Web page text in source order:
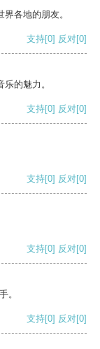
各地的朋友。
支持[0] 反对[0]
的魅力。
支持[0] 反对[0]
支持[0] 反对[0]
支持[0] 反对[0]
。
支持[0] 反对[0]